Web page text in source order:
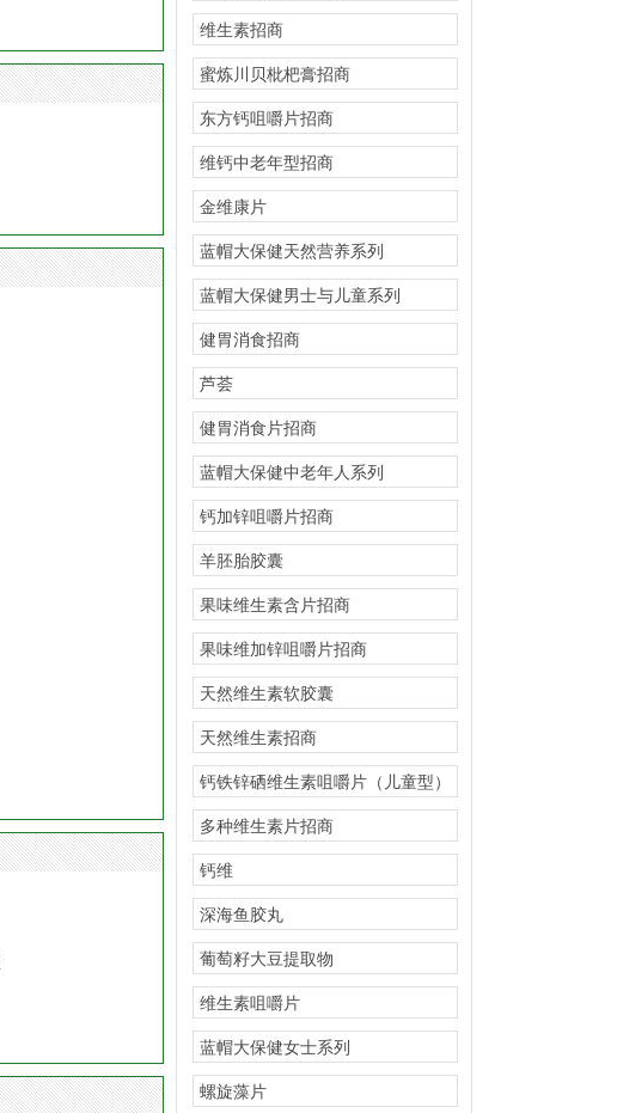
维生素招商
蜜炼川贝枇杷膏招商
东方钙咀嚼片招商
维钙中老年型招商
金维康片
蓝帽大保健天然营养系列
蓝帽大保健男士与儿童系列
健胃消食招商
芦荟
健胃消食片招商
蓝帽大保健中老年人系列
钙加锌咀嚼片招商
羊胚胎胶囊
果味维生素含片招商
果味维加锌咀嚼片招商
天然维生素软胶囊
天然维生素招商
钙铁锌硒维生素咀嚼片（儿童型）
招商
多种维生素片招商
钙维
深海鱼胶丸
葡萄籽大豆提取物
维生素咀嚼片
蓝帽大保健女士系列
螺旋藻片